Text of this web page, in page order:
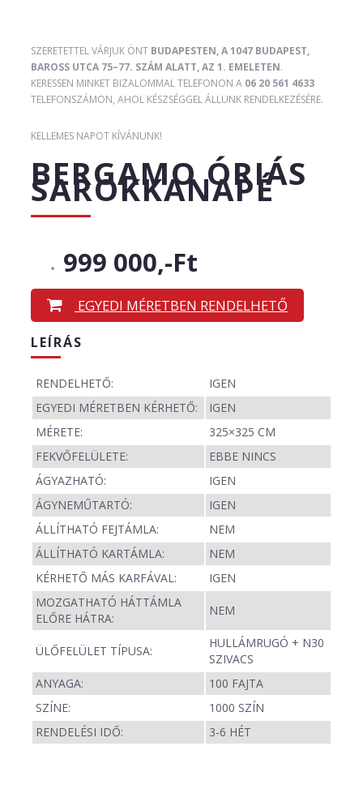
SZERETETTEL VÁRJUK ÖNT BUDAPESTEN, A 1047 BUDAPEST,
BAROSS UTCA 75–77. SZÁM ALATT, AZ 1. EMELETEN.
KERESSEN MINKET BIZALOMMAL TELEFONON A 06 20 561 4633
TELEFONSZÁMON, AHOL KÉSZSÉGGEL ÁLLUNK RENDELKEZÉSÉRE.
KELLEMES NAPOT KÍVÁNUNK!
BERGAMO ÓRIÁS
SAROKKANAPÉ
999 000,-Ft
EGYEDI MÉRETBEN RENDELHETŐ
LEÍRÁS
RENDELHETŐ:
IGEN
EGYEDI MÉRETBEN KÉRHETŐ:
IGEN
MÉRETE:
325×325 CM
FEKVŐFELÜLETE:
EBBE NINCS
ÁGYAZHATÓ:
IGEN
ÁGYNEMŰTARTÓ:
IGEN
ÁLLÍTHATÓ FEJTÁMLA:
NEM
ÁLLÍTHATÓ KARTÁMLA:
NEM
KÉRHETŐ MÁS KARFÁVAL:
IGEN
MOZGATHATÓ HÁTTÁMLA
ELŐRE HÁTRA:
NEM
ÜLŐFELÜLET TÍPUSA:
HULLÁMRUGÓ + N30
SZIVACS
ANYAGA:
100 FAJTA
SZÍNE:
1000 SZÍN
RENDELÉSI IDŐ:
3-6 HÉT